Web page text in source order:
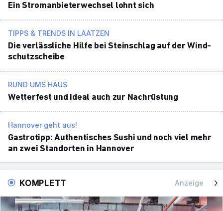
Ein Strom­an­bie­ter­wechsel lohnt sich
TIPPS & TRENDS IN LAATZEN
Die verläss­liche Hilfe bei Stein­schlag auf der Wind­
schutz­scheibe
RUND UMS HAUS
Wetter­fest und ideal auch zur Nach­rüs­tung
Hannover geht aus!
Gastro­tipp: Authen­ti­sches Sushi und noch viel mehr
an zwei Stand­orten in Hannover
KOMPLETT Anzeige